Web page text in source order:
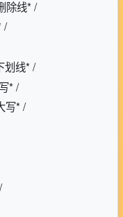
除线* /
/
划线* /
* /
写* /